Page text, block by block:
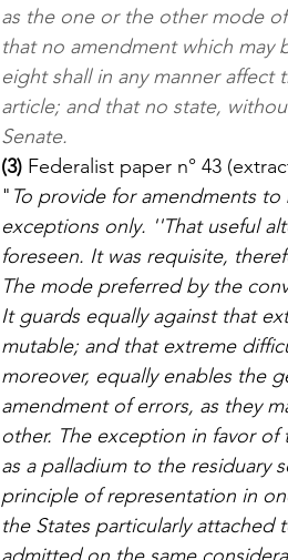
as the one or the other mode
that no amendment which
eight shall in any manner
article; and that no state,
Senate.
(3) Federalist paper n° 43
" To provide for amendments
exceptions only. ''That useful
foreseen. It was requisite,
The mode preferred by the
It guards equally against that
mutable; and that extreme
moreover, equally enables the
amendment of errors, as they
other. The exception in favor
as a palladium to the residuary
principle of representation in
the States particularly